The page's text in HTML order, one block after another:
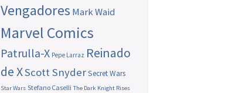
Vengadores Mark Waid
Marvel Comics
Patrulla-X Pepe Larraz Reinado
de XScott SnyderSecret Wars
Star Wars Stefano Caselli The Dark Knight Rises